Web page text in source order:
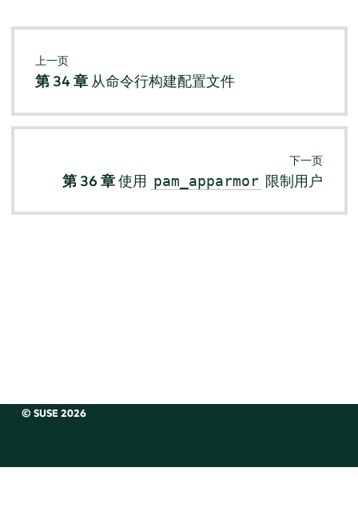
上一页
第 34 章 从命令行构建配置文件
下一页
第 36 章使用 pam_apparmor 限制用户
© SUSE 2026